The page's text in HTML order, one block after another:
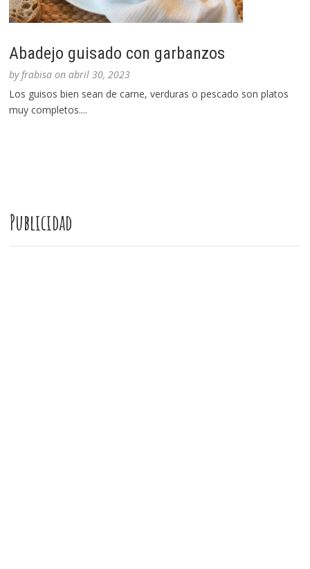
Abadejo guisado con garbanzos
byfrabisa onabril 30, 2023
Los guisos bien sean de carne, verduras o pescado son platos
muy completos....
Publicidad